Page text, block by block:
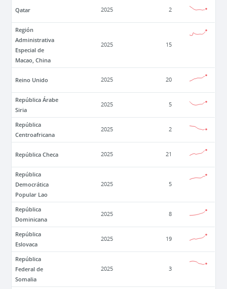
Qatar 2025 2
Región
Administrativa
Especial de
Macao, China
2025 15
Reino Unido 2025 20
República Árabe
Siria
2025 5
República
Centroafricana
2025 2
República Checa 2025 21
República
Democrática
Popular Lao
2025 5
República
Dominicana
2025 8
República
Eslovaca
2025 19
República
Federal de
Somalia
2025 3